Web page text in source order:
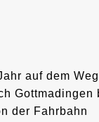
auf dem Weg
Gottmadingen
der Fahrbahn